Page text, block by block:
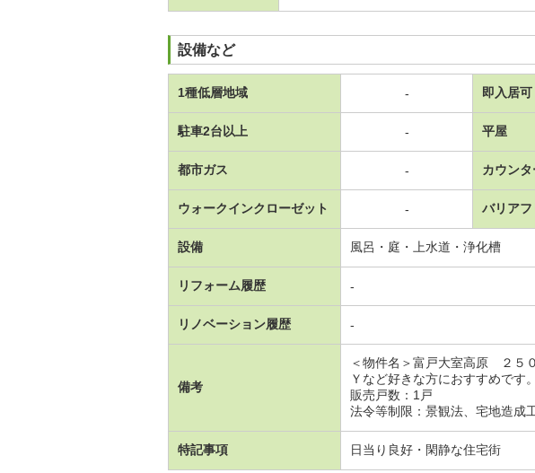
設備など
1種低層地域 - 即入居可
駐車2台以上 - 平屋
都市ガス - カウン
ウォークインクローゼット - バリアフ
設備 風呂・庭・上水道・浄化槽
リフォーム履歴 -
リノベーション履歴 -
備考
＜物件名＞富戸大室高原 ２５
Ｙなど好きな方におすすめです
販売戸数：1戸
法令等制限：景観法、宅地造成
特記事項 日当り良好・閑静な住宅街